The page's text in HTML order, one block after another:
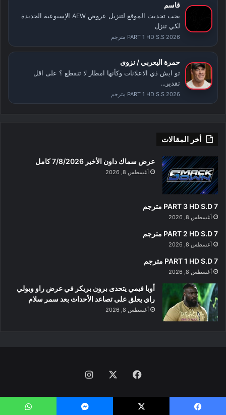
قاسم
يجب تحديث الموقع لتنزيل عروض AEW الإسبوعية الجديدة
لكي تنزل
PART 1 HD S.S 2026 مترجم
حمرة اليعربي / نزوى
تو ايش ذي الاعلانات وكأنها امطار لا تنقطع ؟ على اقل
تقدير...
PART 1 HD S.S 2026 مترجم
أخر المقالات
عرض سماك داون الأخير 7/8/2026 كامل
أغسطس 8, 2026
PART 3 HD S.D 7 مترجم
أغسطس 8, 2026
PART 2 HD S.D 7 مترجم
أغسطس 8, 2026
PART 1 HD S.D 7 مترجم
أغسطس 8, 2026
أوبا فيمي يتحدى برون بريكر في عرض راو وبولي
راي يعلق على تصاعد الأحداث بعد سمر سلام
أغسطس 8, 2026
فيسبوك